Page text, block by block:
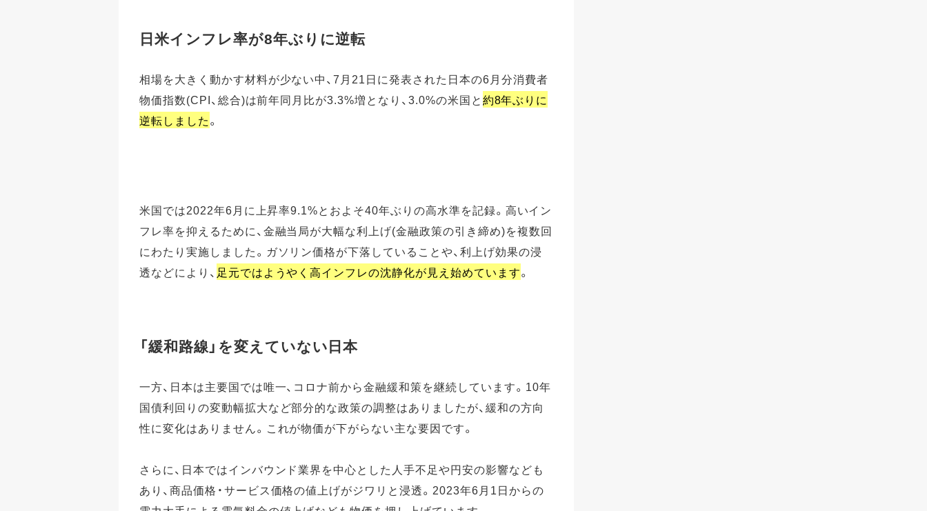
日米インフレ率が8年ぶりに逆転
相場を大きく動かす材料が少ない中、7月21日に発表された日本の6月分消費者
物価指数(CPI、総合)は前年同月比が3.3%増となり、3.0%の米国と約8年ぶりに
逆転しました。
米国では2022年6月に上昇率9.1%とおよそ40年ぶりの高水準を記録。高いイン
フレ率を抑えるために、金融当局が大幅な利上げ(金融政策の引き締め)を複数回
にわたり実施しました。ガソリン価格が下落していることや、利上げ効果の浸
透などにより、 足元ではようやく高インフレの沈静化が見え始めています。
「緩和路線」を変えていない日本
一方、日本は主要国では唯一、コロナ前から金融緩和策を継続しています。10年
国債利回りの変動幅拡大など部分的な政策の調整はありましたが、緩和の方向
性に変化はありません。これが物価が下がらない主な要因です。
さらに、日本ではインバウンド業界を中心とした人手不足や円安の影響なども
あり、商品価格・サービス価格の値上げがジワリと浸透。2023年6月1日からの